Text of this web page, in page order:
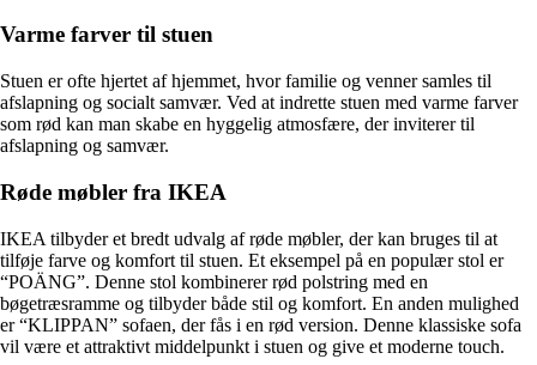
Varme farver til stuen
Stuen er ofte hjertet af hjemmet, hvor familie og venner samles til
afslapning og socialt samvær. Ved at indrette stuen med varme farver
som rød kan man skabe en hyggelig atmosfære, der inviterer til
afslapning og samvær.
Røde møbler fra IKEA
IKEA tilbyder et bredt udvalg af røde møbler, der kan bruges til at
tilføje farve og komfort til stuen. Et eksempel på en populær stol er
“POÄNG”. Denne stol kombinerer rød polstring med en
bøgetræsramme og tilbyder både stil og komfort. En anden mulighed
er “KLIPPAN” sofaen, der fås i en rød version. Denne klassiske sofa
vil være et attraktivt middelpunkt i stuen og give et moderne touch.